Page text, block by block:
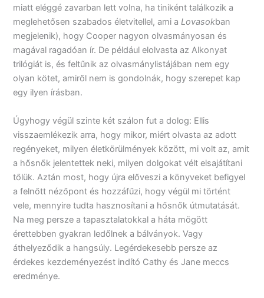
miatt eléggé zavarban lett volna, ha tiniként találkozik a
meglehetősen szabados életvitellel, ami aLovasokban
megjelenik), hogy Cooper nagyon olvasmányosan és
magával ragadóan ír. De például elolvasta az Alkonyat
trilógiát is, és feltűnik az olvasmánylistájában nem egy
olyan kötet, amiről nem is gondolnák, hogy szerepet kap
egy ilyen írásban.
Úgyhogy végül szinte két szálon fut a dolog: Ellis
visszaemlékezik arra, hogy mikor, miért olvasta az adott
regényeket, milyen életkörülmények között, mi volt az, amit
a hősnők jelentettek neki, milyen dolgokat vélt elsajátítani
tőlük. Aztán most, hogy újra előveszi a könyveket befigyel
a felnőtt nézőpont és hozzáfűzi, hogy végül mi történt
vele, mennyire tudta hasznosítani a hősnők útmutatását.
Na meg persze a tapasztalatokkal a háta mögött
érettebben gyakran ledőlnek a bálványok. Vagy
áthelyeződik a hangsúly. Legérdekesebb persze az
érdekes kezdeményezést indító Cathy és Jane meccs
eredménye.